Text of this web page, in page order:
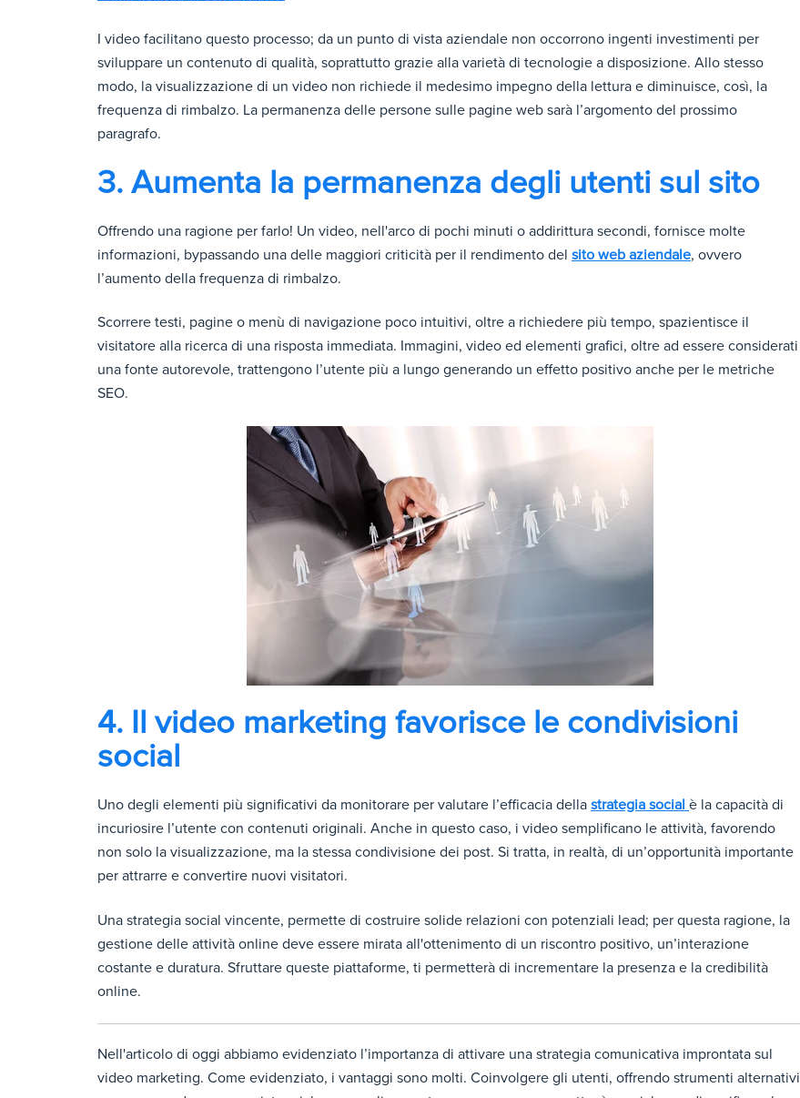
I video facilitano questo processo; da un punto di vista aziendale non occorrono ingenti investimenti per
sviluppare un contenuto di qualità, soprattutto grazie alla varietà di tecnologie a disposizione. Allo stesso
modo, la visualizzazione di un video non richiede il medesimo impegno della lettura e diminuisce, così, la
frequenza di rimbalzo. La permanenza delle persone sulle pagine web sarà l’argomento del prossimo
paragrafo.
3. Aumenta la permanenza degli utenti sul sito
Offrendo una ragione per farlo! Un video, nell'arco di pochi minuti o addirittura secondi, fornisce molte
informazioni, bypassando una delle maggiori criticità per il rendimento del sito web aziendale, ovvero
l’aumento della frequenza di rimbalzo.
Scorrere testi, pagine o menù di navigazione poco intuitivi, oltre a richiedere più tempo, spazientisce il
visitatore alla ricerca di una risposta immediata. Immagini, video ed elementi grafici, oltre ad essere considerati
una fonte autorevole, trattengono l’utente più a lungo generando un effetto positivo anche per le metriche
SEO.
4. Il video marketing favorisce le condivisioni
social
Uno degli elementi più significativi da monitorare per valutare l’efficacia della strategia social è la capacità di
incuriosire l’utente con contenuti originali. Anche in questo caso, i video semplificano le attività, favorendo
non solo la visualizzazione, ma la stessa condivisione dei post. Si tratta, in realtà, di un’opportunità importante
per attrarre e convertire nuovi visitatori.
Una strategia social vincente, permette di costruire solide relazioni con potenziali lead; per questa ragione, la
gestione delle attività online deve essere mirata all'ottenimento di un riscontro positivo, un’interazione
costante e duratura. Sfruttare queste piattaforme, ti permetterà di incrementare la presenza e la credibilità
online.
Nell'articolo di oggi abbiamo evidenziato l’importanza di attivare una strategia comunicativa improntata sul
video marketing. Come evidenziato, i vantaggi sono molti. Coinvolgere gli utenti, offrendo strumenti alternativi